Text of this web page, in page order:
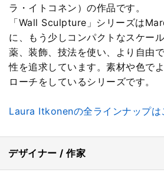
ラ・イトコネン）の作品です。
「Wall Sculpture」シリーズは
に、もう少しコンパクトなスケー
薬、装飾、技法を使い、より自由
性を追求しています。素材や色で
ローチをしているシリーズです。
Laura Itkonenの全ラインナップは
デザイナー / 作家